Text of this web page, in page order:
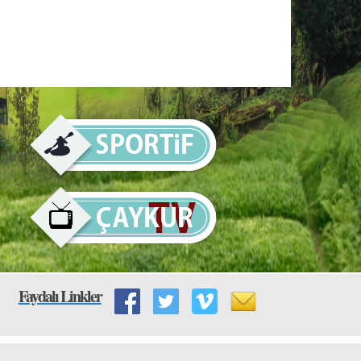
Faydalı Linkler